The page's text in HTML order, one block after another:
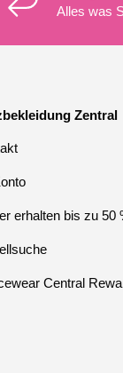
Alles was
Zentral
erhalten bis zu 50
Central